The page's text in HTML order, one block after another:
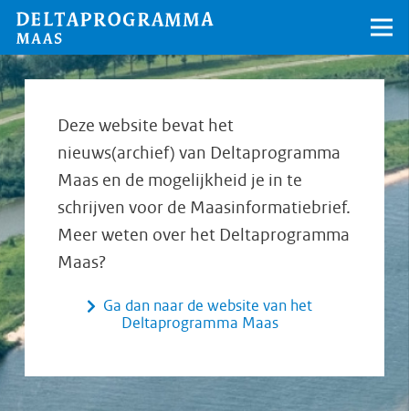
Deze website bevat het
nieuws(archief) van Deltaprogramma
Maas en de mogelijkheid je in te
schrijven voor de Maasinformatiebrief.
Meer weten over het Deltaprogramma
Maas?
Ga dan naar de website van het
Deltaprogramma Maas